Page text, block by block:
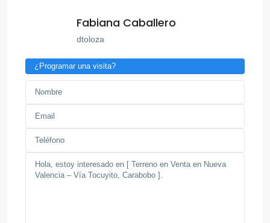
Fabiana Caballero
dtoloza
¿Programar una visita?